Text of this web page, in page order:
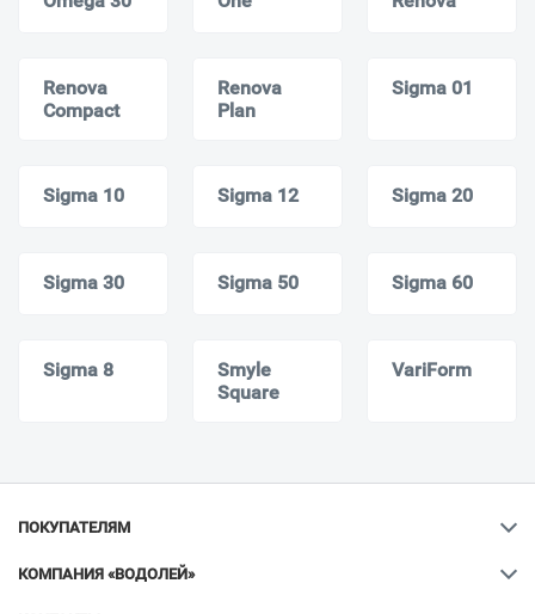
Renova
Compact
Renova
Plan
Sigma 01
Sigma 10 Sigma 12 Sigma 20
Sigma 30 Sigma 50 Sigma 60
Sigma 8
Smyle
Square
VariForm
ПОКУПАТЕЛЯМ
КОМПАНИЯ «ВОДОЛЕЙ»